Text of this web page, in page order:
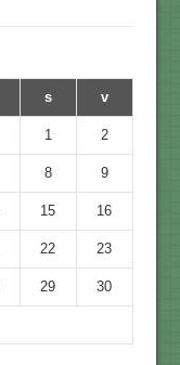
s v
1 2
8 9
15 16
22 23
29 30